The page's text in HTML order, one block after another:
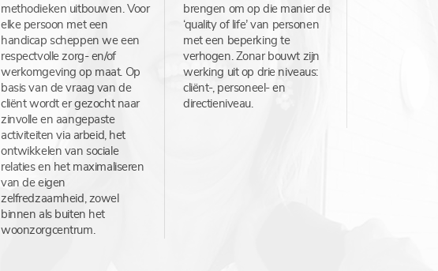
methodieken uitbouwen. Voor
elke persoon met een
handicap scheppen we een
respectvolle zorg- en/of
werkomgeving op maat. Op
basis van de vraag van de
cliënt wordt er gezocht naar
zinvolle en aangepaste
activiteiten via arbeid, het
ontwikkelen van sociale
relaties en het maximaliseren
van de eigen
zelfredzaamheid, zowel
binnen als buiten het
woonzorgcentrum.
brengen om op die manier de
‘quality of life’ van personen
met een beperking te
verhogen. Zonar bouwt zijn
werking uit op drie niveaus:
cliënt-, personeel- en
directieniveau.